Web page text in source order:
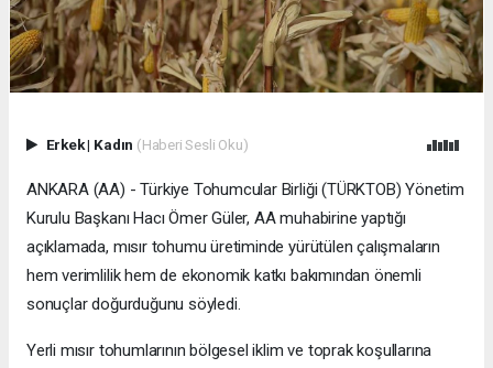
Erkek| Kadın (Haberi Sesli Oku)
ANKARA (AA) - Türkiye Tohumcular Birliği (TÜRKTOB) Yönetim
Kurulu Başkanı Hacı Ömer Güler, AA muhabirine yaptığı
açıklamada, mısır tohumu üretiminde yürütülen çalışmaların
hem verimlilik hem de ekonomik katkı bakımından önemli
sonuçlar doğurduğunu söyledi.
Yerli mısır tohumlarının bölgesel iklim ve toprak koşullarına